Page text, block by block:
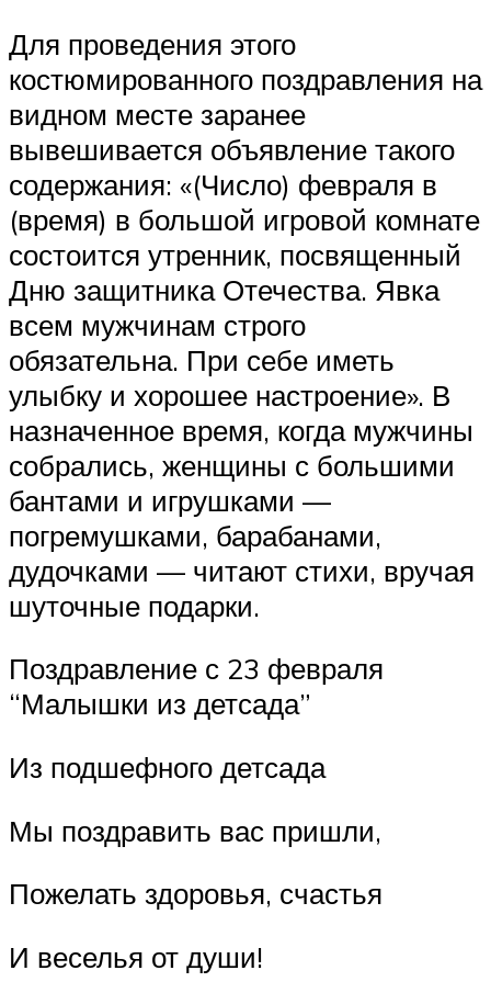
Для проведения этого
костюмированного поздравления на
видном месте заранее
вывешивается объявление такого
содержания: «(Число) февраля в
(время) в большой игровой комнате
состоится утренник, посвященный
Дню защитника Отечества. Явка
всем мужчинам строго
обязательна. При себе иметь
улыбку и хорошее настроение». В
назначенное время, когда мужчины
собрались, женщины с большими
бантами и игрушками —
погремушками, барабанами,
дудочками — читают стихи, вручая
шуточные подарки.
Поздравление с 23 февраля
“Малышки из детсада”
Из подшефного детсада
Мы поздравить вас пришли,
Пожелать здоровья, счастья
И веселья от души!